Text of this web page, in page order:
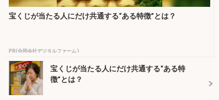
宝くじが当たる人にだけ共通する“ある特徴”とは？
PR(合同会社デジタルファーム )
宝くじが当たる人にだけ共通する“ある特
徴”とは？